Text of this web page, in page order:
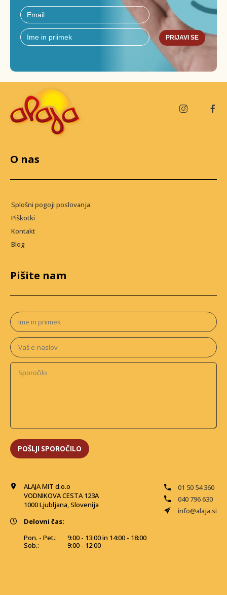
PRIJAVI SE
ALAJA MIT d.o.o
VODNIKOVA CESTA 123A
1000 Ljubljana, Slovenija
01 50 54 360
040 796 630
info@alaja.si
Delovni čas:
Pon. - Pet.:
Sob.:
9:00 - 13:00 in 14:00 - 18:00
9:00 - 12:00
O nas
Splošni pogoji poslovanja
Piškotki
Kontakt
Blog
Pišite nam